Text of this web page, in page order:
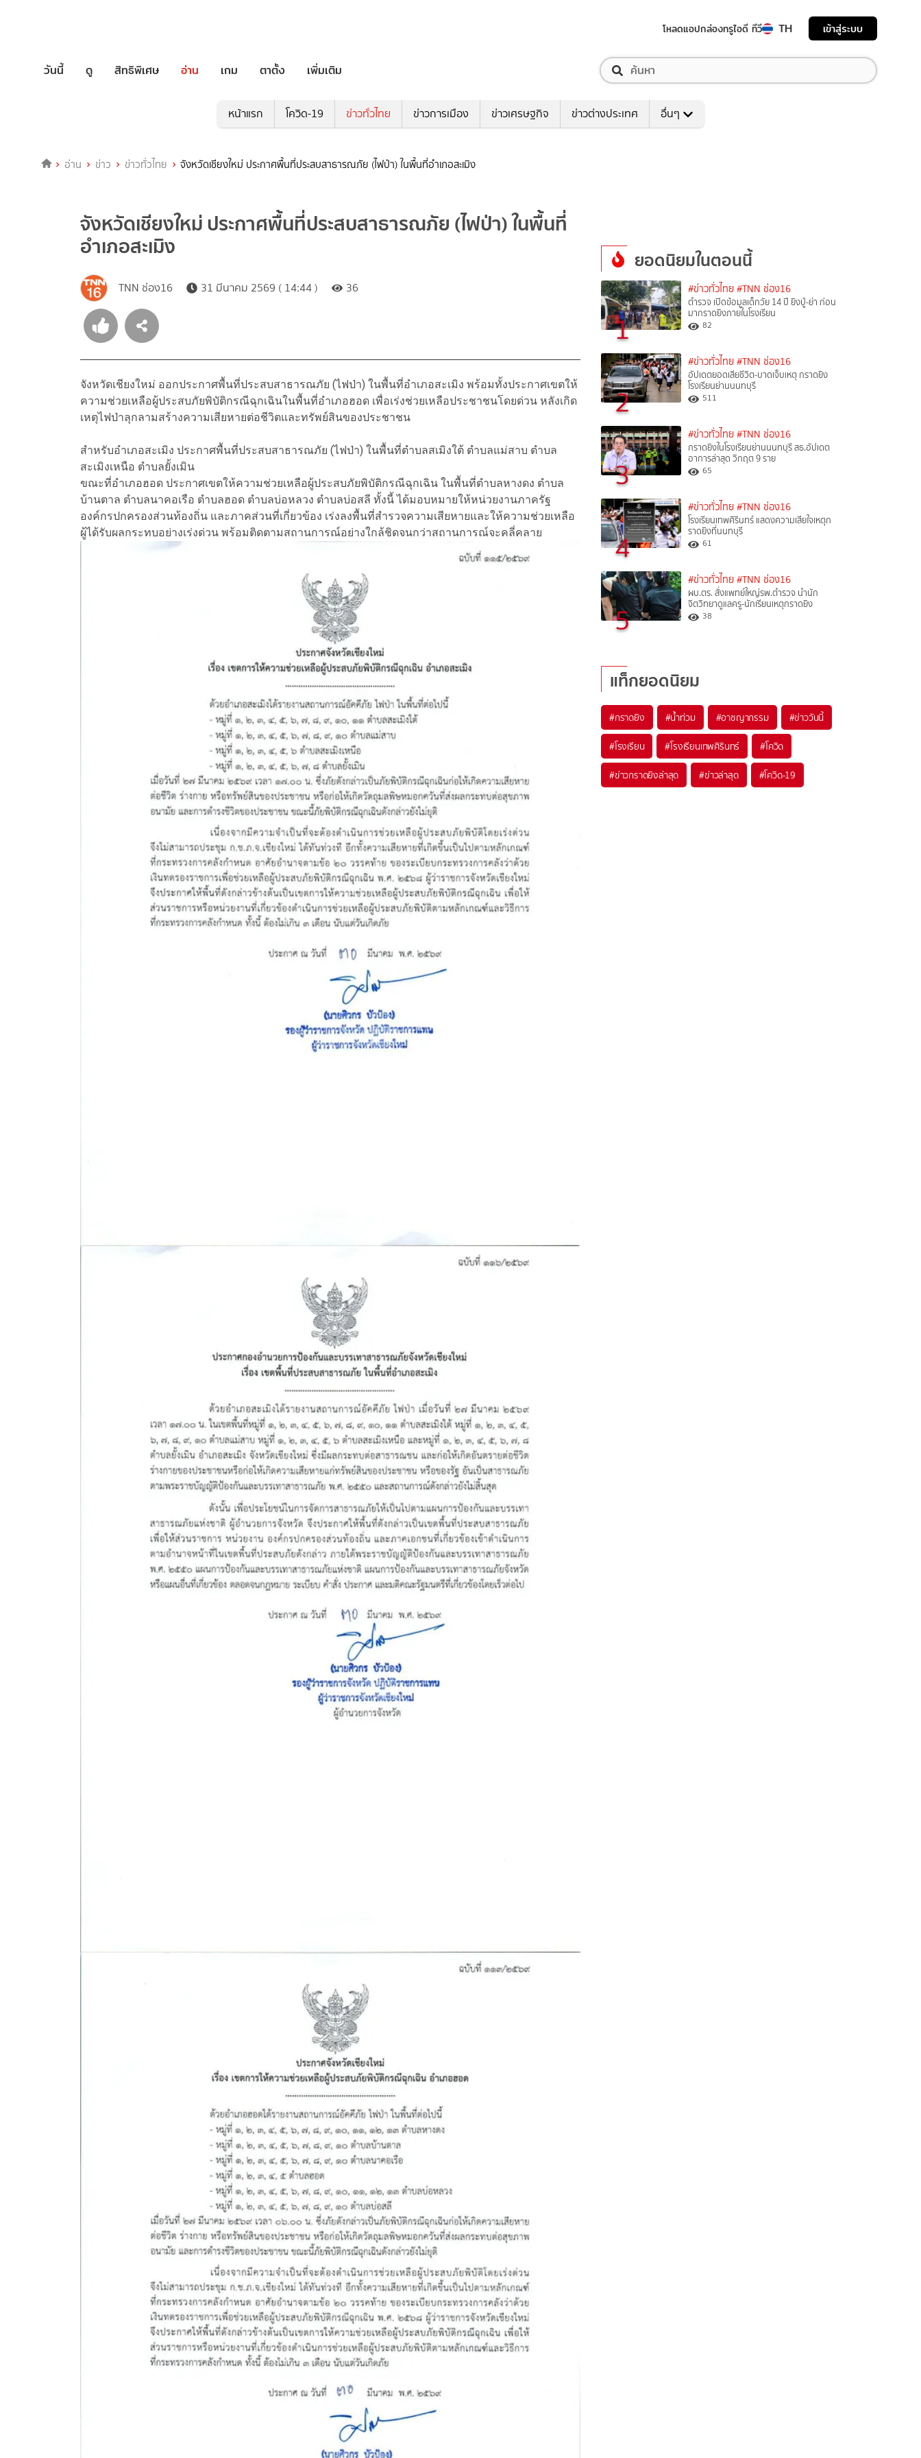
โหลดแอปกล่องทรูไอดี ทีวี TH เข้าสู่ระบบ
วันนี้ ดู สิทธิพิเศษ อ่าน เกม ตาตั้ง เพิ่มเติม
หน้าแรก โควิด-19 ข่าวทั่วไทย ข่าวการเมือง ข่าวเศรษฐกิจ ข่าวต่างประเทศ อื่นๆ
อ่าน ข่าว ข่าวทั่วไทย จังหวัดเชียงใหม่ ประกาศพื้นที่ประสบสาธารณภัย (ไฟป่า) ในพื้นที่อำเภอสะเมิง
จังหวัดเชียงใหม่ ประกาศพื้นที่ประสบสาธารณภัย (ไฟป่า) ในพื้นที่
อำเภอสะเมิง
TNN ช่อง16 31 มีนาคม 2569 ( 14:44 ) 36
จังหวัดเชียงใหม่ ออกประกาศพื้นที่ประสบสาธารณภัย (ไฟป่า) ในพื้นที่อำเภอสะเมิง พร้อมทั้งประกาศเขตให้
ความช่วยเหลือผู้ประสบภัยพิบัติกรณีฉุกเฉินในพื้นที่อำเภอฮอด เพื่อเร่งช่วยเหลือประชาชนโดยด่วน หลังเกิด
เหตุไฟป่าลุกลามสร้างความเสียหายต่อชีวิตและทรัพย์สินของประชาชน
สำหรับอำเภอสะเมิง ประกาศพื้นที่ประสบสาธารณภัย (ไฟป่า) ในพื้นที่ตำบลสเมิงใต้ ตำบลแม่สาบ ตำบล
สะเมิงเหนือ ตำบลยั้งเมิน
ขณะที่อำเภอฮอด ประกาศเขตให้ความช่วยเหลือผู้ประสบภัยพิบัติกรณีฉุกเฉิน ในพื้นที่ตำบลหางดง ตำบล
บ้านตาล ตำบลนาคอเรือ ตำบลฮอด ตำบลบ่อหลวง ตำบลบ่อสลี ทั้งนี้ ได้มอบหมายให้หน่วยงานภาครัฐ
องค์กรปกครองส่วนท้องถิ่น และภาคส่วนที่เกี่ยวข้อง เร่งลงพื้นที่สำรวจความเสียหายและให้ความช่วยเหลือ
ผู้ได้รับผลกระทบอย่างเร่งด่วน พร้อมติดตามสถานการณ์อย่างใกล้ชิดจนกว่าสถานการณ์จะคลี่คลาย
ยอดนิยมในตอนนี้
1
#ข่าวทั่วไทย #TNN ช่อง16
ตำรวจ เปิดข้อมูลเด็กวัย 14 ปี ยิงปู่-ย่า ก่อน
มากราดยิงภายในโรงเรียน
82
2
#ข่าวทั่วไทย #TNN ช่อง16
อัปเดตยอดเสียชีวิต-บาดเจ็บเหตุ กราดยิง
โรงเรียนย่านนนทบุรี
511
3
#ข่าวทั่วไทย #TNN ช่อง16
กราดยิงในโรงเรียนย่านนนทบุรี สธ.อัปเดต
อาการล่าสุด วิกฤต 9 ราย
65
4
#ข่าวทั่วไทย #TNN ช่อง16
โรงเรียนเทพศิรินทร์ แสดงความเสียใจเหตุก
ราดยิงที่นนทบุรี
61
5
#ข่าวทั่วไทย #TNN ช่อง16
ผบ.ตร. สั่งแพทย์ใหญ่รพ.ตำรวจ นำนัก
จิตวิทยาดูแลครู-นักเรียนเหตุกราดยิง
38
แท็กยอดนิยม
#กราดยิง #น้ำท่วม #อาชญากรรม #ข่าววันนี้
#โรงเรียน #โรงเรียนเทพศิรินทร์ #โควิด
#ข่าวกราดยิงล่าสุด #ข่าวล่าสุด #โควิด-19